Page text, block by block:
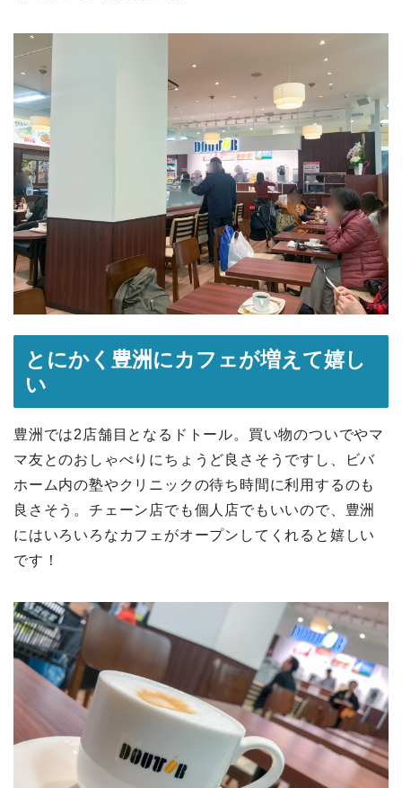
とにかく豊洲にカフェが増えて嬉し
い
豊洲では2店舗目となるドトール。買い物のついでやマ
マ友とのおしゃべりにちょうど良さそうですし、ビバ
ホーム内の塾やクリニックの待ち時間に利用するのも
良さそう。チェーン店でも個人店でもいいので、豊洲
にはいろいろなカフェがオープンしてくれると嬉しい
です！